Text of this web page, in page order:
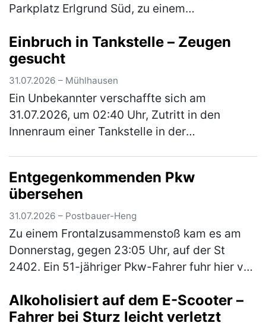
Parkplatz Erlgrund Süd, zu einem
einem Pkw. Aufgrund des ferienbedingten, …
(mehr)
Einbruch in Tankstelle – Zeugen
gesucht
31.07.2026 – Mühlhausen
Ein Unbekannter verschaffte sich am
31.07.2026, um 02:40 Uhr, Zutritt in den
Innenraum einer Tankstelle in der
Innen…(mehr)
Entgegenkommenden Pkw
übersehen
31.07.2026 – Postbauer-Heng
Zu einem Frontalzusammenstoß kam es am
Donnerstag, gegen 23:05 Uhr, auf der St
2402. Ein 51-jähriger Pkw-Fahrer fuhr hier von
Kreuzung zur Neumarkter Straße wollte…
(mehr)
Alkoholisiert auf dem E-Scooter –
Fahrer bei Sturz leicht verletzt